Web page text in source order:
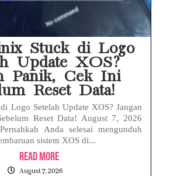
Stuck di Logo
Update XOS?
Panik, Cek Ini
Reset Data!
Logo Setelah Update XOS? Jangan
Reset Data! August 7, 2026
Anda selesai mengunduh
sistem XOS di...
Read More
August 7, 2026